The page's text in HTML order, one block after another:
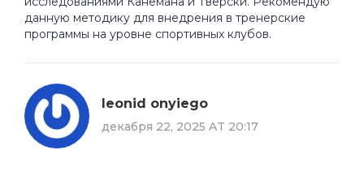
данную методику для внедрения в тренерские
программы на уровне спортивных клубов.
leonid onyiego
декабря 22, 2025 AT 20:17